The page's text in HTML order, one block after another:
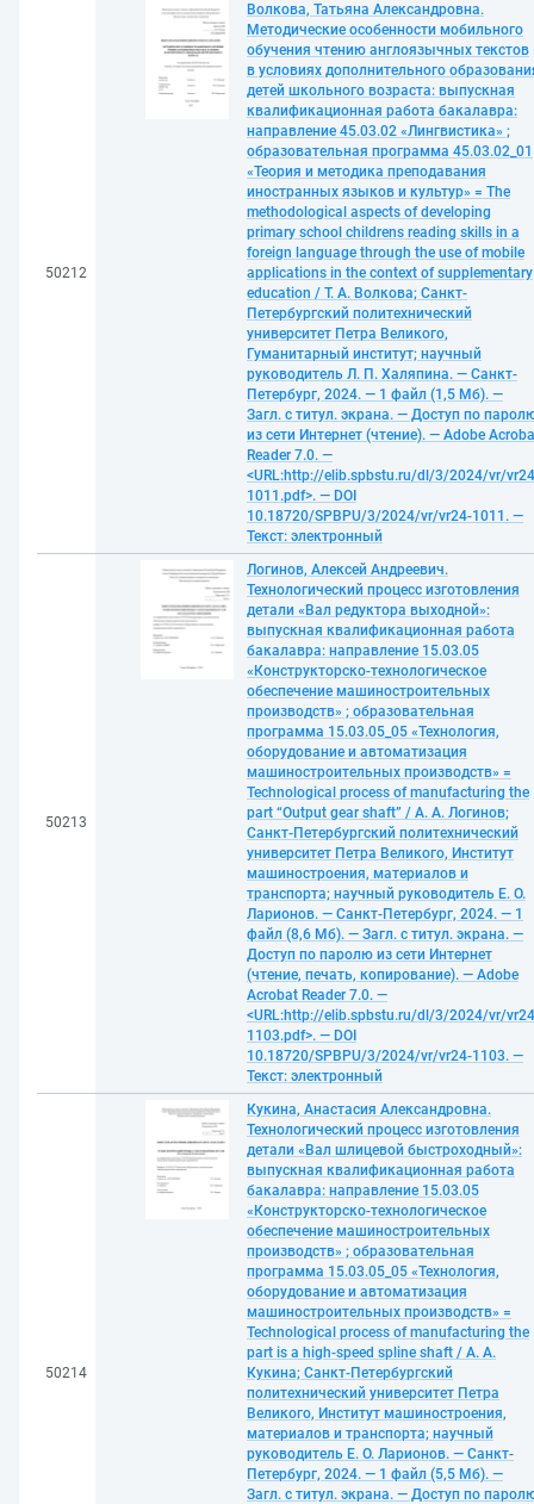
50212
Волкова, Татьяна Александровна.
Методические особенности мобильного
обучения чтению англоязычных текстов
в условиях дополнительного
детей школьного возраста: выпускная
квалификационная работа бакалавра:
направление 45.03.02 «Лингвистика» ;
образовательная программа 45.03.02_01
«Теория и методика преподавания
иностранных языков и культур» = The
methodological aspects of developing
primary school childrens reading skills in a
foreign language through the use of mobile
applications in the context of supplementary
education / Т. А. Волкова; Санкт-
Петербургский политехнический
университет Петра Великого,
Гуманитарный институт; научный
руководитель Л. П. Халяпина. — Санкт-
Петербург, 2024. — 1 файл (1,5 Мб). —
Загл. с титул. экрана. — Доступ по
из сети Интернет (чтение). — Adobe
Reader 7.0. —
<URL:http://elib.spbstu.ru/dl/3/2024/vr/
1011.pdf>. — DOI
10.18720/SPBPU/3/2024/vr/vr24-1011. —
Текст: электронный
50213
Логинов, Алексей Андреевич.
Технологический процесс изготовления
детали «Вал редуктора выходной»:
выпускная квалификационная работа
бакалавра: направление 15.03.05
«Конструкторско-технологическое
обеспечение машиностроительных
производств» ; образовательная
программа 15.03.05_05 «Технология,
оборудование и автоматизация
машиностроительных производств» =
Technological process of manufacturing the
part “Output gear shaft” / А. А. Логинов;
Санкт-Петербургский политехнический
университет Петра Великого, Институт
машиностроения, материалов и
транспорта; научный руководитель Е. О.
Ларионов. — Санкт-Петербург, 2024. — 1
файл (8,6 Мб). — Загл. с титул. экрана. —
Доступ по паролю из сети Интернет
(чтение, печать, копирование). — Adobe
Acrobat Reader 7.0. —
<URL:http://elib.spbstu.ru/dl/3/2024/vr/
1103.pdf>. — DOI
10.18720/SPBPU/3/2024/vr/vr24-1103. —
Текст: электронный
50214
Кукина, Анастасия Александровна.
Технологический процесс изготовления
детали «Вал шлицевой быстроходный»:
выпускная квалификационная работа
бакалавра: направление 15.03.05
«Конструкторско-технологическое
обеспечение машиностроительных
производств» ; образовательная
программа 15.03.05_05 «Технология,
оборудование и автоматизация
машиностроительных производств» =
Technological process of manufacturing the
part is a high-speed spline shaft / А. А.
Кукина; Санкт-Петербургский
политехнический университет Петра
Великого, Институт машиностроения,
материалов и транспорта; научный
руководитель Е. О. Ларионов. — Санкт-
Петербург, 2024. — 1 файл (5,5 Мб). —
Загл. с титул. экрана. — Доступ по